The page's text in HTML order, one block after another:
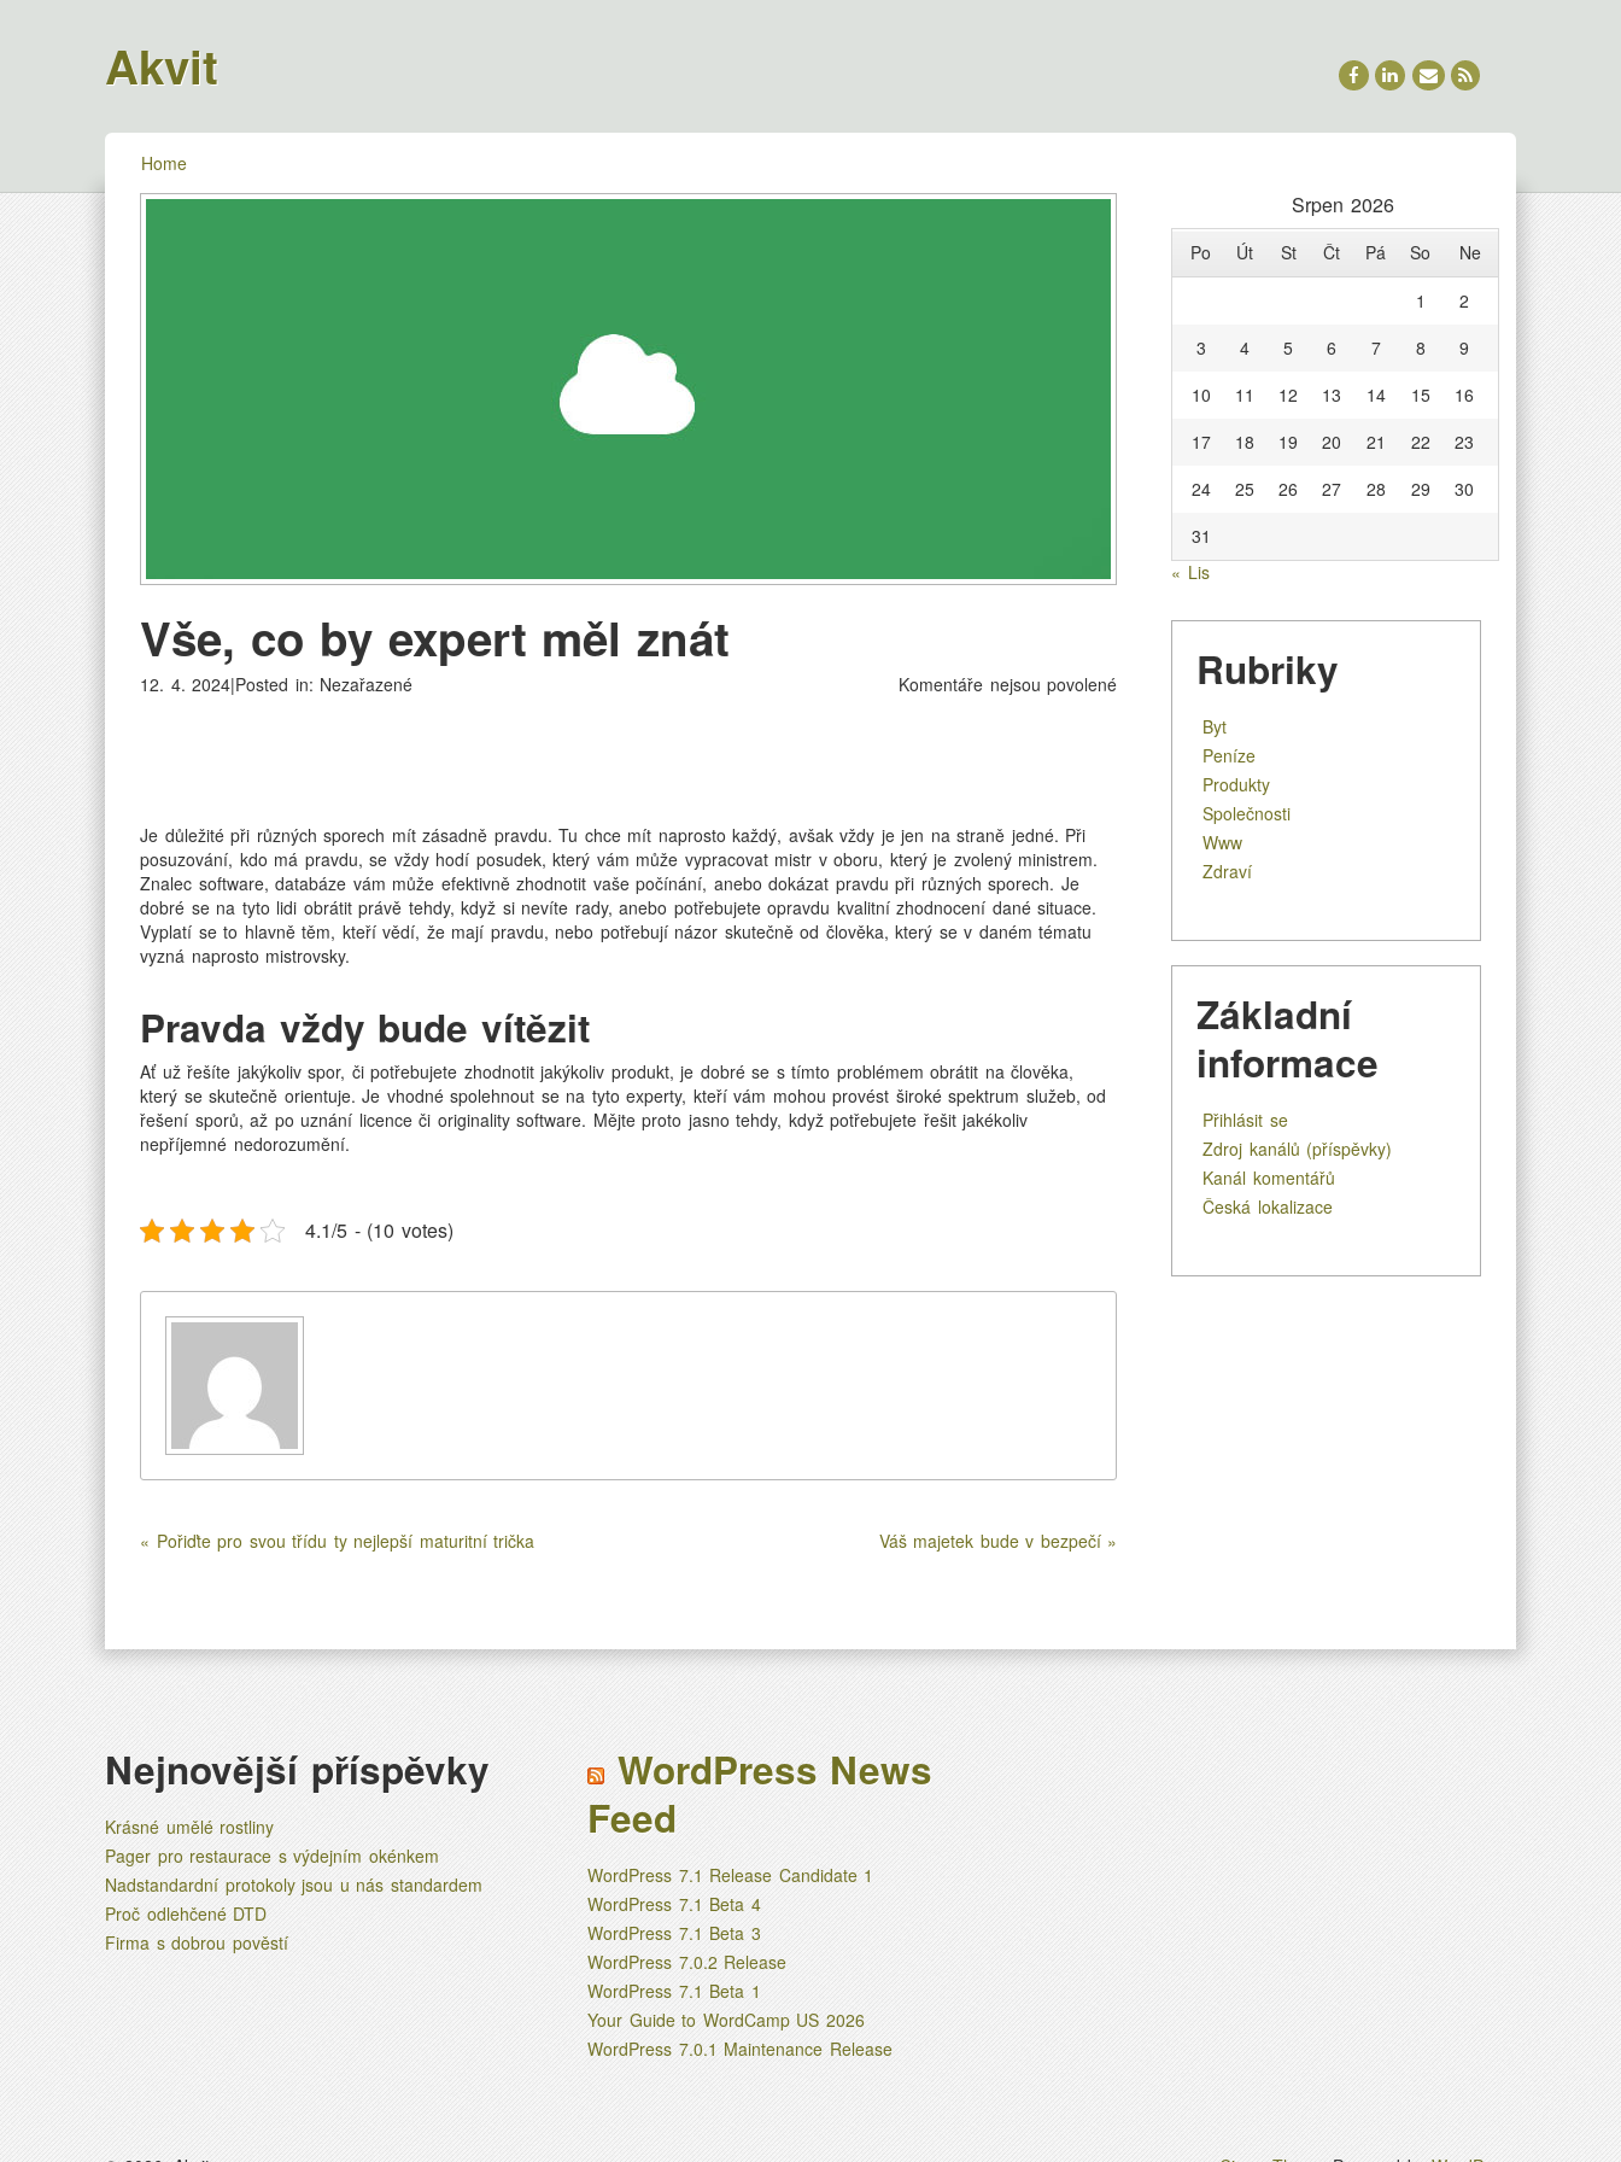
Akvit
Home
Vše, co by expert měl znát
12. 4. 2024|Posted in: Nezařazené Komentáře nejsou povolenéu
Je důležité při různých sporech mít zásadně pravdu. Tu chce mít naprosto každý, avšak vždy je jen na straně jedné. Při
posuzování, kdo má pravdu, se vždy hodí posudek, který vám může vypracovat mistr v oboru, který je zvolený ministrem.
Znalec software, databáze vám může efektivně zhodnotit vaše počínání, anebo dokázat pravdu při různých sporech. Je
dobré se na tyto lidi obrátit právě tehdy, když si nevíte rady, anebo potřebujete opravdu kvalitní zhodnocení dané situace.
Vyplatí se to hlavně těm, kteří vědí, že mají pravdu, nebo potřebují názor skutečně od člověka, který se v daném tématu
vyzná naprosto mistrovsky.
Pravda vždy bude vítězit
Ať už řešíte jakýkoliv spor, či potřebujete zhodnotit jakýkoliv produkt, je dobré se s tímto problémem obrátit na člověka,
který se skutečně orientuje. Je vhodné spolehnout se na tyto experty, kteří vám mohou provést široké spektrum služeb, od
řešení sporů, až po uznání licence či originality software. Mějte proto jasno tehdy, když potřebujete řešit jakékoliv
nepříjemné nedorozumění.
4.1/5 - (10 votes)
« Pořiďte pro svou třídu ty nejlepší maturitní trička Váš majetek bude v bezpečí »
Srpen 2026
Po Út St Čt Pá So
Ne
1
2
3
4 5 6 7 8
9
10
11 12 13 14 15
16
17
18 19 20 21 22
23
24
25 26 27 28 29
30
31
« Lis
Rubriky
Byt
Peníze
Produkty
Společnosti
Www
Zdraví
Základní
informace
Přihlásit se
Zdroj kanálů (příspěvky)
Kanál komentářů
Česká lokalizace
Nejnovější příspěvky
Krásné umělé rostliny
Pager pro restaurace s výdejním okénkem
Nadstandardní protokoly jsou u nás standardem
Proč odlehčené DTD
Firma s dobrou pověstí
WordPress News
Feed
WordPress 7.1 Release Candidate 1
WordPress 7.1 Beta 4
WordPress 7.1 Beta 3
WordPress 7.0.2 Release
WordPress 7.1 Beta 1
Your Guide to WordCamp US 2026
WordPress 7.0.1 Maintenance Release